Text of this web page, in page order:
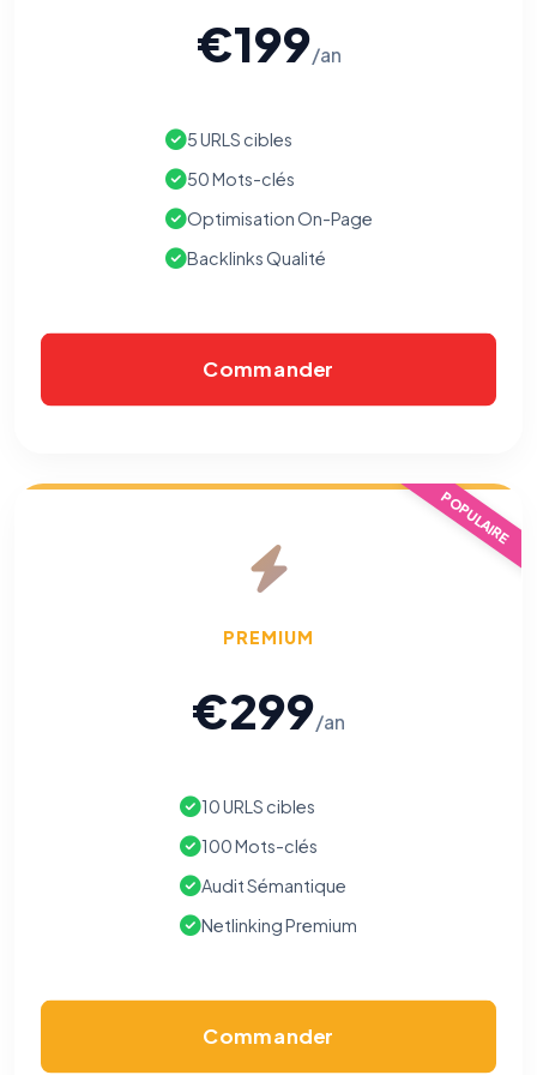
€199/an
5 URLS cibles
50 Mots-clés
Optimisation On-Page
Backlinks Qualité
Commander
POPULAIRE
PREMIUM
€299/an
10 URLS cibles
100 Mots-clés
Audit Sémantique
Netlinking Premium
Commander